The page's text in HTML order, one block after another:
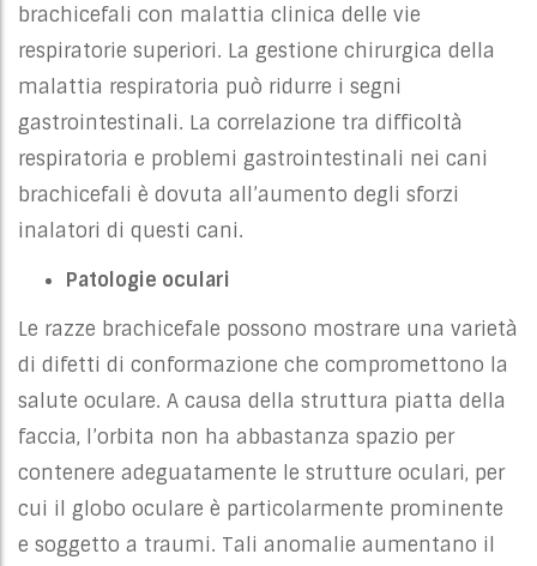
brachicefali con malattia clinica delle vie
respiratorie superiori. La gestione chirurgica della
malattia respiratoria può ridurre i segni
gastrointestinali. La correlazione tra difficoltà
respiratoria e problemi gastrointestinali nei cani
brachicefali è dovuta all’aumento degli sforzi
inalatori di questi cani.
Patologie oculari
Le razze brachicefale possono mostrare una varietà
di difetti di conformazione che compromettono la
salute oculare. A causa della struttura piatta della
faccia, l’orbita non ha abbastanza spazio per
contenere adeguatamente le strutture oculari, per
cui il globo oculare è particolarmente prominente
e soggetto a traumi. Tali anomalie aumentano il